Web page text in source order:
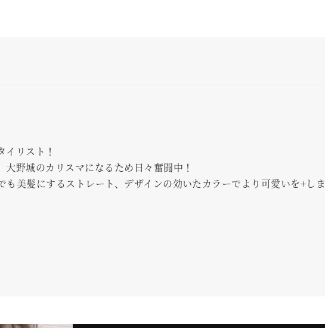
リスト！
野城のカリスマになるため日々奮闘中！
美髪にするストレート、デザインの効いたカラーでより可愛いを+しま